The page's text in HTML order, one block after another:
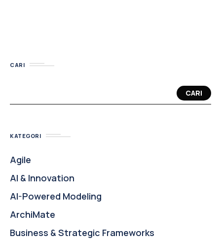
CARI
CARI
KATEGORI
Agile
AI & Innovation
AI-Powered Modeling
ArchiMate
Business & Strategic Frameworks